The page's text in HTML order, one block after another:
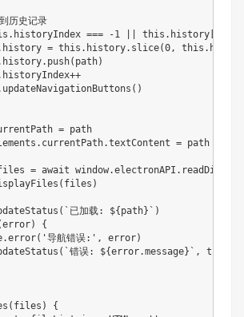
历史记录
=== -1 ||
= this.history.slice(0,
= path
= path
= await
已加载: ${path}`)
{
导航错误:', error)
错误: ${error.message}`, true)
{